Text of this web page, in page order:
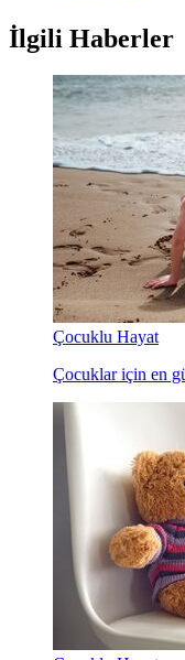
İlgili Haberler
Çocuklu Hayat
Çocuklar için en